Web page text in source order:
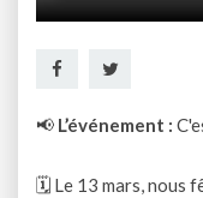
📢 L’événement :
🗓 Le 13 mars, nous